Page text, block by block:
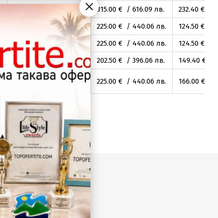
€ / 744 лв. 315.00€ / 616.09лв. 232.40€ /
€ / 531.99 лв. 225.00€ / 440.06лв. 124.50€ /
272 .00 € / 531 лв. 225.00€ / 440.06лв. 124.50€ /
244 € / 478.79лв. 202.50€ / 396.06лв. 149.40€ /
272.00€ / 531 .99лв. 225.00€ / 440.06лв. 166.00€ /